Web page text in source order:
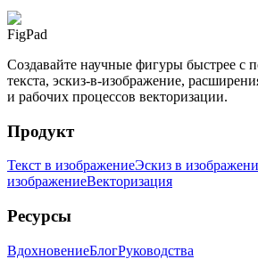
FigPad
Создавайте научные фигуры быстрее с
текста, эскиз-в-изображение,
и рабочих процессов векторизации.
Продукт
Текст в изображениеЭскиз в
изображениеВекторизация
Ресурсы
ВдохновениеБлогРуководства